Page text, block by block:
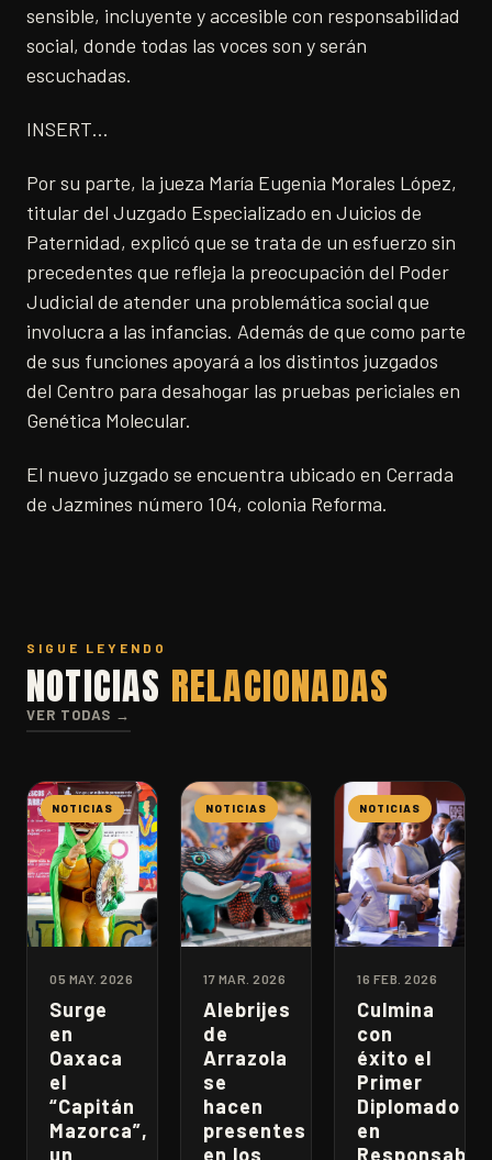
sensible, incluyente y accesible con responsabilidad
social, donde todas las voces son y serán
escuchadas.
INSERT…
Por su parte, la jueza María Eugenia Morales López,
titular del Juzgado Especializado en Juicios de
Paternidad, explicó que se trata de un esfuerzo sin
precedentes que refleja la preocupación del Poder
Judicial de atender una problemática social que
involucra a las infancias. Además de que como parte
de sus funciones apoyará a los distintos juzgados
del Centro para desahogar las pruebas periciales en
Genética Molecular.
El nuevo juzgado se encuentra ubicado en Cerrada
de Jazmines número 104, colonia Reforma.
SIGUE LEYENDO
NOTICIAS RELACIONADAS
VER TODAS →
NOTICIAS
05 MAY. 2026
Surge
en
Oaxaca
el
“Capitán
Mazorca”,
un
NOTICIAS
17 MAR. 2026
Alebrijes
de
Arrazola
se
hacen
presentes
en los
NOTICIAS
16 FEB. 2026
Culmina
con
éxito el
Primer
Diplomado
en